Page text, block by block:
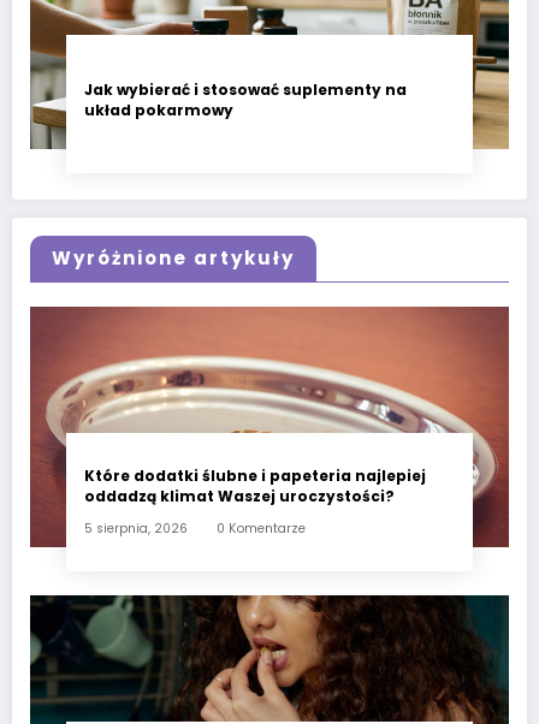
Jak wybierać i stosować suplementy na
układ pokarmowy
Wyróżnione artykuły
Które dodatki ślubne i papeteria najlepiej
oddadzą klimat Waszej uroczystości?
5 sierpnia, 2026 0 Komentarze